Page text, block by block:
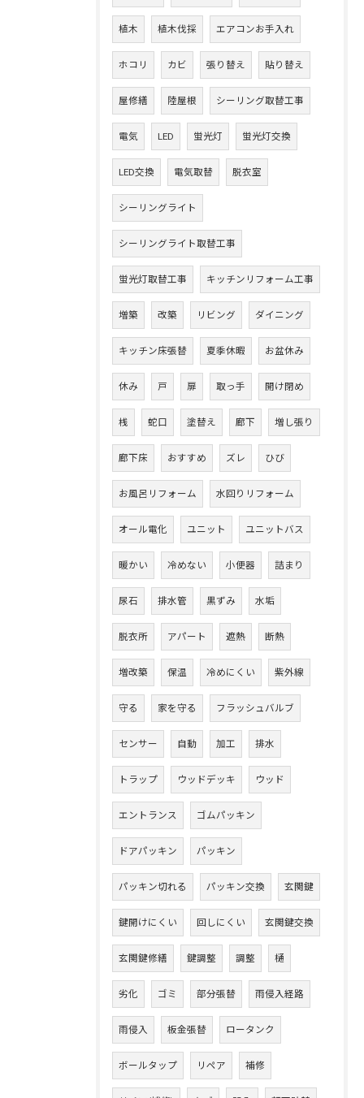
植木 植木伐採 エアコンお手入れ
ホコリ カビ 張り替え 貼り替え
屋修繕 陸屋根 シーリング取替工事
電気 LED 蛍光灯 蛍光灯交換
LED交換 電気取替 脱衣室
シーリングライト
シーリングライト取替工事
蛍光灯取替工事 キッチンリフォーム工事
増築 改築 リビング ダイニング
キッチン床張替 夏季休暇 お盆休み
休み 戸 扉 取っ手 開け閉め
桟 蛇口 塗替え 廊下 増し張り
廊下床 おすすめ ズレ ひび
お風呂リフォーム 水回りリフォーム
オール電化 ユニット ユニットバス
暖かい 冷めない 小便器 詰まり
尿石 排水管 黒ずみ 水垢
脱衣所 アパート 遮熱 断熱
増改築 保温 冷めにくい 紫外線
守る 家を守る フラッシュバルブ
センサー 自動 加工 排水
トラップ ウッドデッキ ウッド
エントランス ゴムパッキン
ドアパッキン パッキン
パッキン切れる パッキン交換 玄関鍵
鍵開けにくい 回しにくい 玄関鍵交換
玄関鍵修繕 鍵調整 調整 樋
劣化 ゴミ 部分張替 雨侵入経路
雨侵入 板金張替 ロータンク
ボールタップ リペア 補修